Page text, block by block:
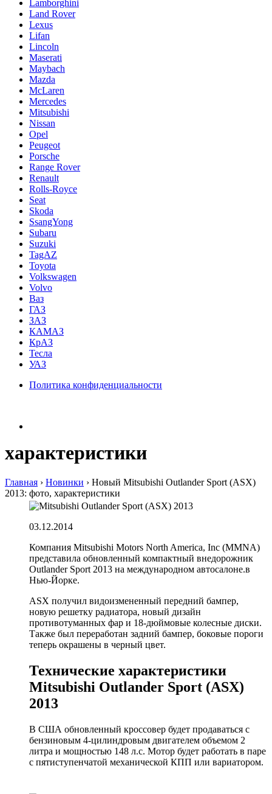
Lamborghini
Land Rover
Lexus
Lifan
Lincoln
Maserati
Maybach
Mazda
McLaren
Mercedes
Mitsubishi
Nissan
Opel
Peugeot
Porsche
Range Rover
Renault
Rolls-Royce
Seat
Skoda
SsangYong
Subaru
Suzuki
TagAZ
Toyota
Volkswagen
Volvo
Ваз
ГАЗ
ЗАЗ
КАМАЗ
КрАЗ
Тесла
УАЗ
Политика конфиденциальности
характеристики
Главная › Hовинки › Новый Mitsubishi Outlander Sport (ASX)
2013: фото, характеристики
03.12.2014
Компания Mitsubishi Motors North America, Inc (MMNA)
представила обновленный компактный внедорожник
Outlander Sport 2013 на международном автосалоне.в
Нью-Йорке.
ASX получил видоизмененный передний бампер,
новую решетку радиатора, новый дизайн
противотуманных фар и 18-дюймовые колесные диски.
Также был переработан задний бампер, боковые пороги
теперь окрашены в черный цвет.
Технические характеристики
Mitsubishi Outlander Sport (ASX)
2013
В США обновленный кроссовер будет продаваться с
бензиновым 4-цилиндровым двигателем объемом 2
литра и мощностью 148 л.с. Мотор будет работать в паре
с пятиступенчатой механической КПП или вариатором.